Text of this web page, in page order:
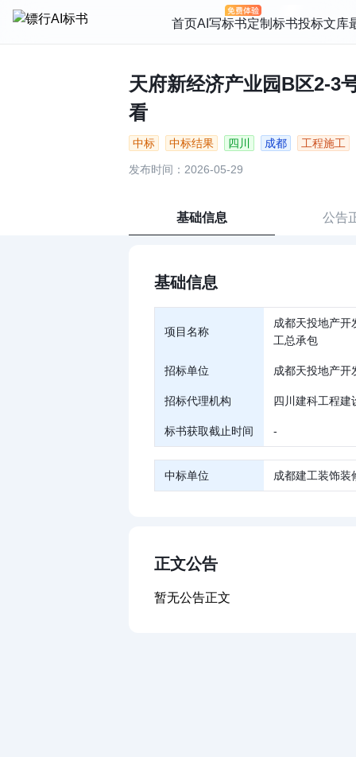
首页AI写标书定制标书投标文库
天府新经济产业园B区2-3
看
中标 中标结果 四川 成都 工程施工
发布时间：2026-05-29
基础信息 公告
基础信息
项目名称
成都天投地产开
工总承包
招标单位 成都天投地产开
招标代理机构 四川建科工程建
标书获取截止时间 -
中标单位 成都建工装饰装
正文公告
暂无公告正文